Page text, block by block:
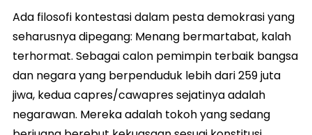
Ada filosofi kontestasi dalam pesta demokrasi yang
seharusnya dipegang: Menang bermartabat, kalah
terhormat. Sebagai calon pemimpin terbaik bangsa
dan negara yang berpenduduk lebih dari 259 juta
jiwa, kedua capres/cawapres sejatinya adalah
negarawan. Mereka adalah tokoh yang sedang